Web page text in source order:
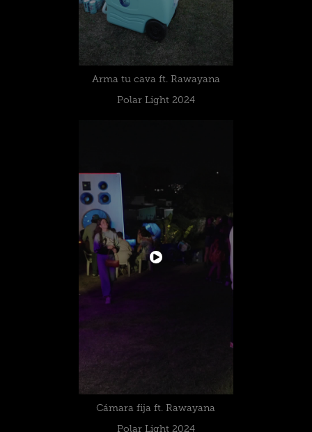
Arma tu cava ft. Rawayana
Polar Light 2024
Cámara fija ft. Rawayana
Polar Light 2024